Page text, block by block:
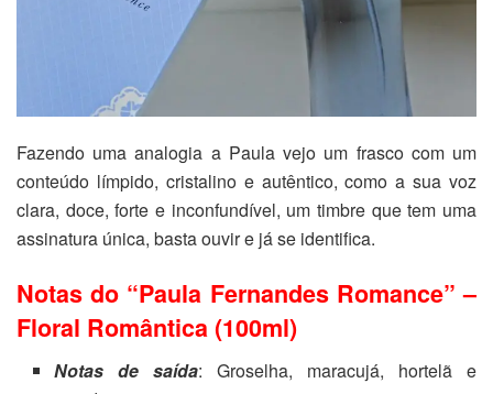
Fazendo uma analogia a Paula vejo um frasco com um
conteúdo límpido, cristalino e autêntico, como a sua voz
clara, doce, forte e inconfundível, um timbre que tem uma
assinatura única, basta ouvir e já se identifica.
Notas do “Paula Fernandes Romance” –
Floral Romântica (100ml)
Notas de saída: Groselha, maracujá, hortelã e